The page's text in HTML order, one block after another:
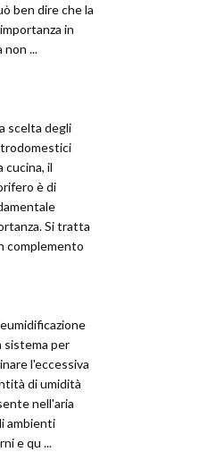
ben dire che la
in
non ...
scelta degli
cucina, il
è di
Si tratta
complemento
sistema per
l'eccessiva
di umidità
nell'aria
ambienti
e qu ...